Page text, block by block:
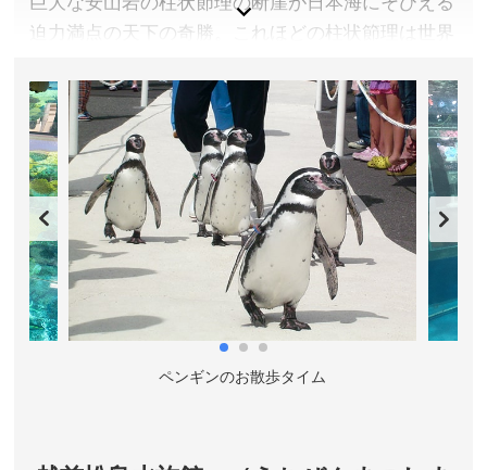
迫力満点の天下の奇勝。これほどの柱状節理は世界
福井県坂井市
アクセス／えちぜん鉄道 三国駅から京福バス東尋坊行
きで約15分 終点下車、北陸新幹線・ハピラインふくい
芦原温泉駅から京福バス東尋坊行きで約45分
所在地／福井県坂井市三国町安島
お問い合わせ／0776-82-5515(坂井市三国観光協会)
ペンギンのお散歩タイム